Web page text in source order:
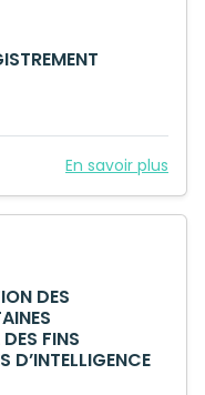
En savoir plus
DES
FINS
D’INTELLIGENCE